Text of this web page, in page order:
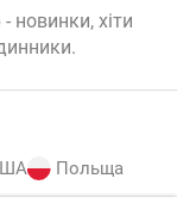
новинки, хіти
.
Польща